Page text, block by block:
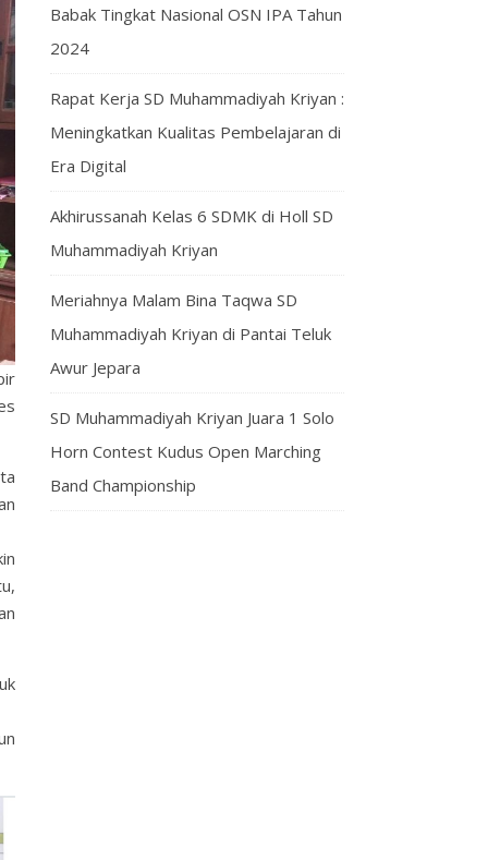
Babak Tingkat Nasional OSN IPA Tahun
2024
Rapat Kerja SD Muhammadiyah Kriyan :
Meningkatkan Kualitas Pembelajaran di
Era Digital
Akhirussanah Kelas 6 SDMK di Holl SD
Muhammadiyah Kriyan
Meriahnya Malam Bina Taqwa SD
Muhammadiyah Kriyan di Pantai Teluk
Awur Jepara
SD Muhammadiyah Kriyan Juara 1 Solo
Horn Contest Kudus Open Marching
Band Championship